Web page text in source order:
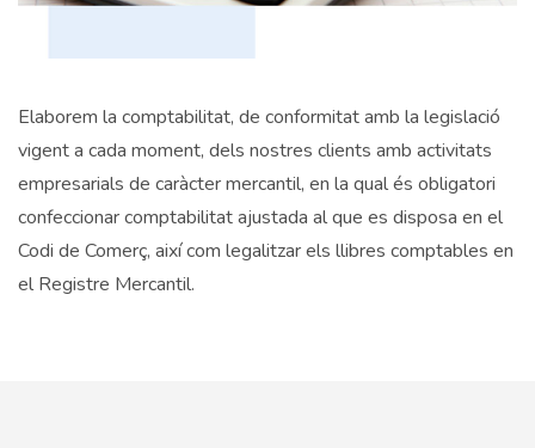
Elaborem la comptabilitat, de conformitat amb la legislació
vigent a cada moment, dels nostres clients amb activitats
empresarials de caràcter mercantil, en la qual és obligatori
confeccionar comptabilitat ajustada al que es disposa en el
Codi de Comerç, així com legalitzar els llibres comptables en
el Registre Mercantil.